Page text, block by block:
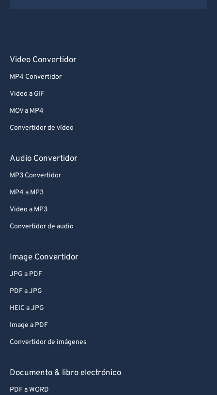
Video Convertidor
MP4 Convertidor
Video a GIF
MOV a MP4
Convertidor de vídeo
Audio Convertidor
MP3 Convertidor
MP4 a MP3
Video a MP3
Convertidor de audio
Image Convertidor
JPG a PDF
PDF a JPG
HEIC a JPG
Image a PDF
Convertidor de imágenes
Documento & libro electrónico
PDF a WORD